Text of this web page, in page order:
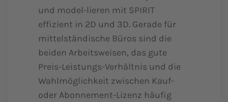
und model-lieren mit SPIRIT
effizient in 2D und 3D. Gerade für
mittelständische Büros sind die
beiden Arbeitsweisen, das gute
Preis-Leistungs-Verhältnis und die
Wahlmöglichkeit zwischen Kauf-
oder Abonnement-Lizenz häufig